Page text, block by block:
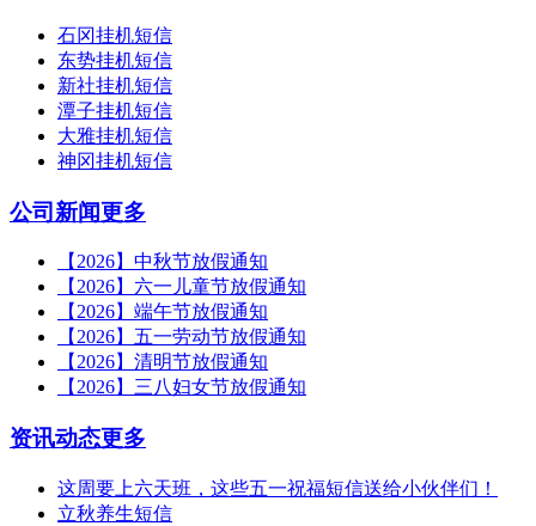
石冈挂机短信
东势挂机短信
新社挂机短信
潭子挂机短信
大雅挂机短信
神冈挂机短信
公司新闻更多
【2026】中秋节放假通知
【2026】六一儿童节放假通知
【2026】端午节放假通知
【2026】五一劳动节放假通知
【2026】清明节放假通知
【2026】三八妇女节放假通知
资讯动态更多
这周要上六天班，这些五一祝福短信送给小伙伴们！
立秋养生短信